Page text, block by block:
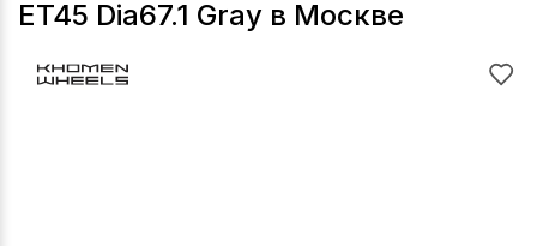
ET45 Dia67.1 Gray в Москве